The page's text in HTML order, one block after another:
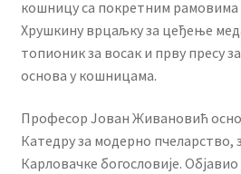
кошницу са покретним рамовима
Хрушкину врцаљку за цеђење
топионик за восак и прву пресу
основа у кошницама.
Професор Јован Живановић
Катедру за модерно пчеларство,
Карловачке богословије. Објавио